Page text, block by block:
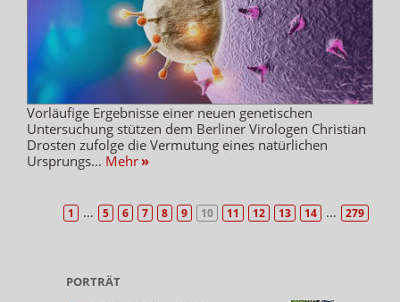
Vorläufige Ergebnisse einer neuen genetischen
Untersuchung stützen dem Berliner Virologen Christian
Drosten zufolge die Vermutung eines natürlichen
Ursprungs... Mehr »
1 … 5 6 7 8 9 10 11 12 13 14 … 279
PORTRÄT